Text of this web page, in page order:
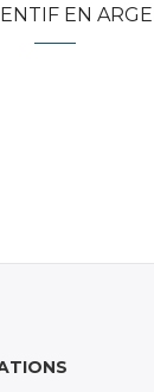
EN ARGENT